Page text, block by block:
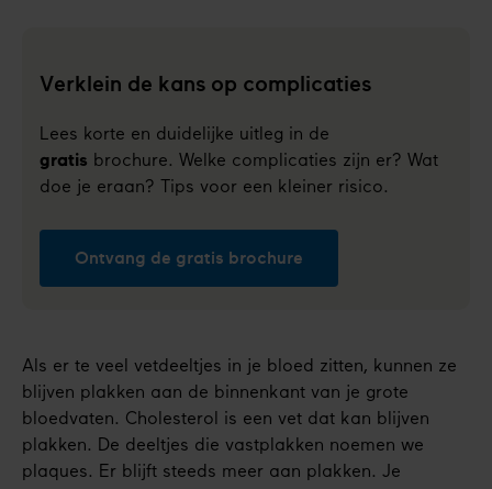
Verklein de kans op complicaties
Lees korte en duidelijke uitleg in de
gratis brochure. Welke complicaties zijn er? Wat
doe je eraan? Tips voor een kleiner risico.
Ontvang de gratis brochure
Als er te veel vetdeeltjes in je bloed zitten, kunnen ze
blijven plakken aan de binnenkant van je grote
bloedvaten. Cholesterol is een vet dat kan blijven
plakken. De deeltjes die vastplakken noemen we
plaques. Er blijft steeds meer aan plakken. Je